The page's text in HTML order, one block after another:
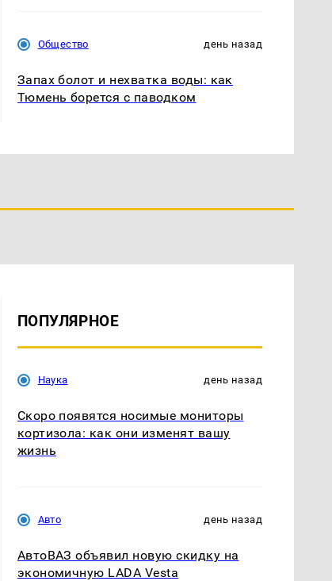
Общество день назад
Запах болот и нехватка воды: как
Тюмень борется с паводком
ПОПУЛЯРНОЕ
Наука день назад
Скоро появятся носимые мониторы
кортизола: как они изменят вашу
жизнь
Авто день назад
АвтоВАЗ объявил новую скидку на
экономичную LADA Vesta